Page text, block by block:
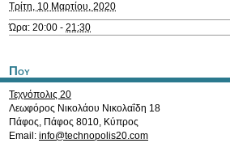
Τρίτη, 10 Μαρτίου, 2020
Ώρα: 20:00 - 21:30
Που
Τεχνόπολις 20
Λεωφόρος Νικολάου Νικολαΐδη 18
Πάφος, Πάφος 8010, Κύπρος
Email: info@technopolis20.com